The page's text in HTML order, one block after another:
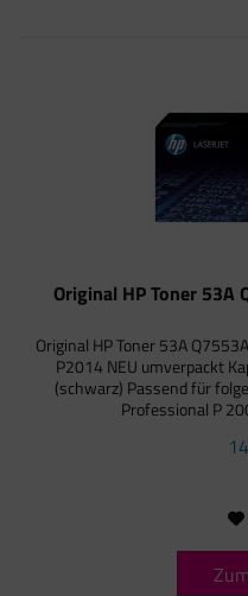
Original HP Toner 53A
Original HP Toner 53A
P2014 NEU umverpackt
(schwarz) Passend für
Professional P